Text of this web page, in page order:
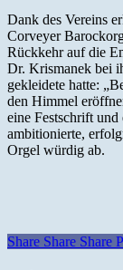
Dank des Vereins
Corveyer
Rückkehr auf die
Dr. Krismanek bei
gekleidete hatte:
den Himmel
eine Festschrift und
ambitionierte,
Orgel würdig ab.
Share Share Share